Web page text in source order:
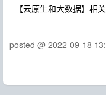
【云原生和大数据】相
posted @ 2022-09-18